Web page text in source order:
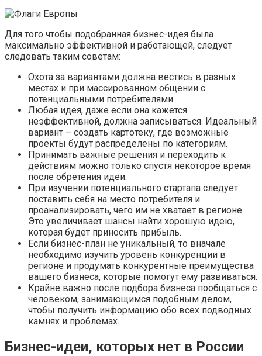
Для того чтобы подобранная бизнес-идея была
максимально эффективной и работающей, следует
следовать таким советам:
Охота за вариантами должна вестись в разных
местах и при массированном общении с
потенциальными потребителями.
Любая идея, даже если она кажется
неэффективной, должна записываться. Идеальный
вариант – создать картотеку, где возможные
проекты будут распределены по категориям.
Принимать важные решения и переходить к
действиям можно только спустя некоторое время
после обретения идеи.
При изучении потенциального стартапа следует
поставить себя на место потребителя и
проанализировать, чего им не хватает в регионе.
Это увеличивает шансы найти хорошую идею,
которая будет приносить прибыль.
Если бизнес-план не уникальный, то вначале
необходимо изучить уровень конкуренции в
регионе и продумать конкурентные преимущества
вашего бизнеса, которые помогут ему развиваться.
Крайне важно после подбора бизнеса пообщаться с
человеком, занимающимся подобным делом,
чтобы получить информацию обо всех подводных
камнях и проблемах.
Бизнес-идеи, которых нет в России